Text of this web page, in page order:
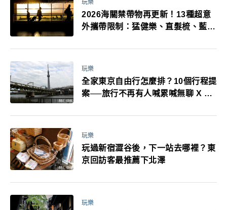
玩樂
2026海關禁帶物再更新！13種超意
外攜帶限制：猛健樂、直髮梳、藍牙
萬！注意事項一次看！
玩樂
全家東京自由行怎麼排？10個行程提
案──旅行不再有人喊累喊無聊 X 爸
玩樂
玩過新宿澀谷後，下一站去哪裡？東
京回訪客最推薦下北澤
玩樂